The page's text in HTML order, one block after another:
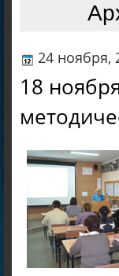
24 ноября,
18